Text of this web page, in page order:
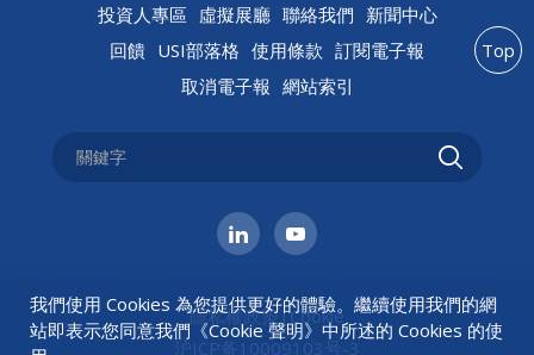
投資人專區 虛擬展廳 聯絡我們 新聞中心
回饋 USI部落格 使用條款 訂閱電子報
取消電子報 網站索引
隱私權政策 |Cookie
沪ICP备10009103号-3
Top
我們使用 Cookies 為您提供更好的體驗。繼續使用我們的網
站即表示您同意我們《Cookie 聲明》中所述的 Cookies 的使